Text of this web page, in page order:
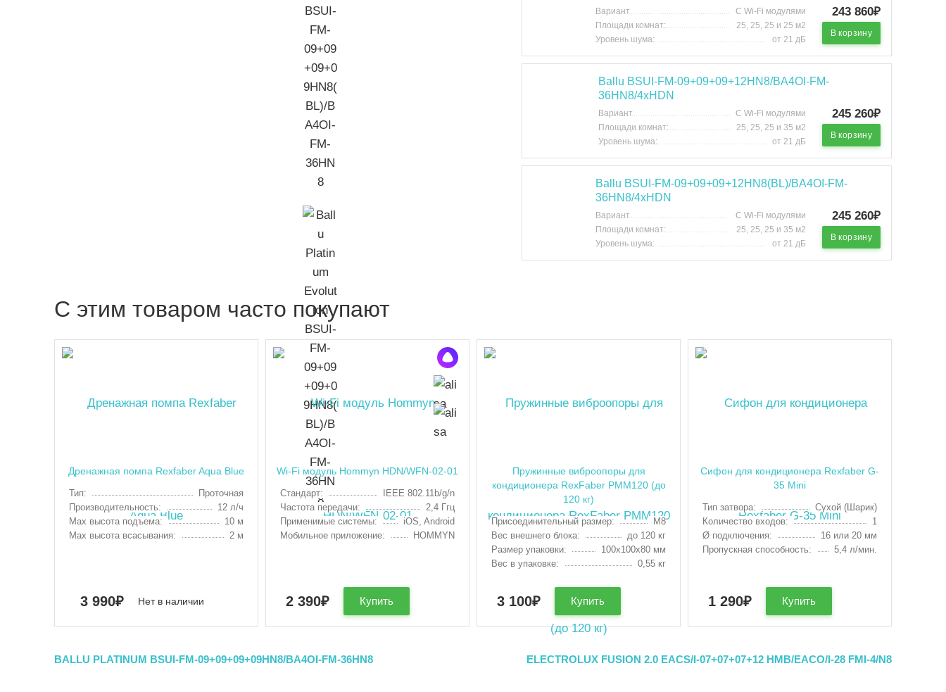
Вариант
С Wi-Fi модулями
Площади комнат:
25, 25, 25 и 25 м2
Уровень шума:
от 21 дБ
243 860₽
В корзину
Ballu BSUI-FM-09+09+09+12HN8/BA4OI-FM-
36HN8/4хHDN
Вариант
С Wi-Fi модулями
Площади комнат:
25, 25, 25 и 35 м2
Уровень шума:
от 21 дБ
245 260₽
В корзину
Ballu BSUI-FM-09+09+09+12HN8(BL)/BA4OI-FM-
36HN8/4хHDN
Вариант
С Wi-Fi модулями
Площади комнат:
25, 25, 25 и 35 м2
Уровень шума:
от 21 дБ
245 260₽
В корзину
C этим товаром часто покупают
Дренажная помпа Rexfaber Aqua Blue
Тип:
Проточная
Производительность:
12 л/ч
Max высота подъема:
10 м
Max высота всасывания:
2 м
3 990₽ Нет в наличии
Wi-Fi модуль Hommyn HDN/WFN-02-01
Стандарт:
IEEE 802.11b/g/n
Частота передачи:
2,4 Ггц
Применимые системы:
iOS, Android
Мобильное приложение:
HOMMYN
2 390₽ Купить
Пружинные виброопоры для
кондиционера RexFaber PMM120 (до
120 кг)
Присоединительный размер:
М8
Вес внешнего блока:
до 120 кг
Размер упаковки:
100х100х80 мм
Вес в упаковке:
0,55 кг
3 100₽ Купить
Сифон для кондиционера Rexfaber G-
35 Mini
Тип затвора:
Сухой (Шарик)
Количество входов:
1
Ø подключения:
16 или 20 мм
Пропускная способность:
5,4 л/мин.
1 290₽ Купить
BALLU PLATINUM BSUI-FM-09+09+09+09HN8/BA4OI-FM-36HN8 ELECTROLUX FUSION 2.0 EACS/I-07+07+07+12 HMB/EACO/I-28 FMI-4/N8